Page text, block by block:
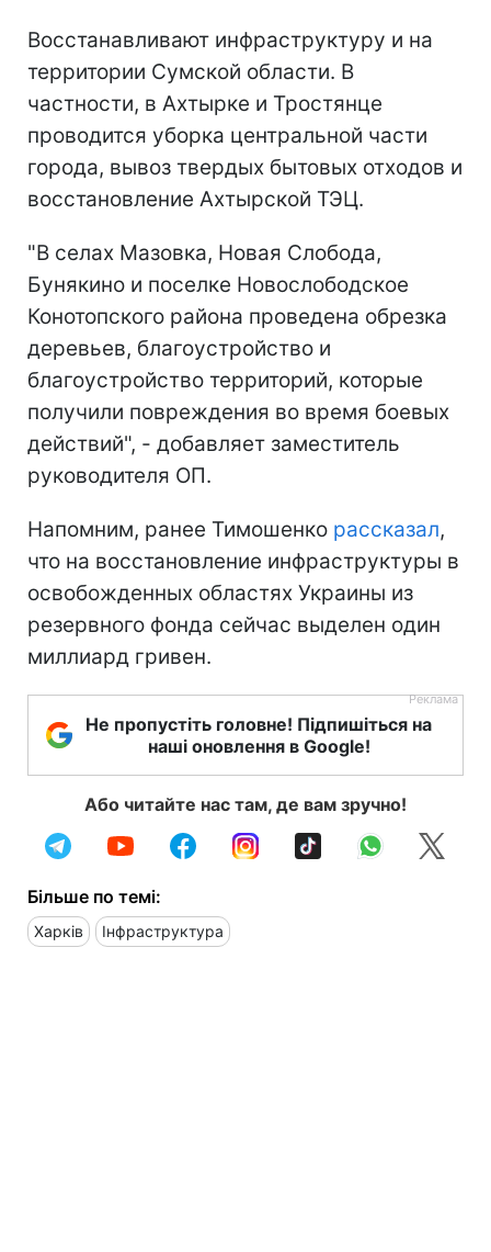
Восстанавливают инфраструктуру и на
территории Сумской области. В
частности, в Ахтырке и Тростянце
проводится уборка центральной части
города, вывоз твердых бытовых отходов и
восстановление Ахтырской ТЭЦ.
"В селах Мазовка, Новая Слобода,
Бунякино и поселке Новослободское
Конотопского района проведена обрезка
деревьев, благоустройство и
благоустройство территорий, которые
получили повреждения во время боевых
действий", - добавляет заместитель
руководителя ОП.
Напомним, ранее Тимошенко рассказал,
что на восстановление инфраструктуры в
освобожденных областях Украины из
резервного фонда сейчас выделен один
миллиард гривен.
Не пропустіть головне! Підпишіться на
наші оновлення в Google!
Або читайте нас там, де вам зручно!
Більше по темі:
Харків Інфраструктура